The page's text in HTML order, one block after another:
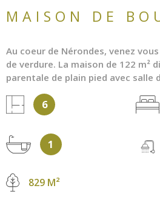
MAISON DE
Au coeur de Nérondes, venez
de verdure. La maison de 122 m²
parentale de plain pied avec salle
d'accéder à l'étage disposant de
dressing, sans oublier une salle de
jardin entièrement clôturé et
garage de 31 m² et un chalet
centre ville, avec l'ensemble des
6
1
829 M²